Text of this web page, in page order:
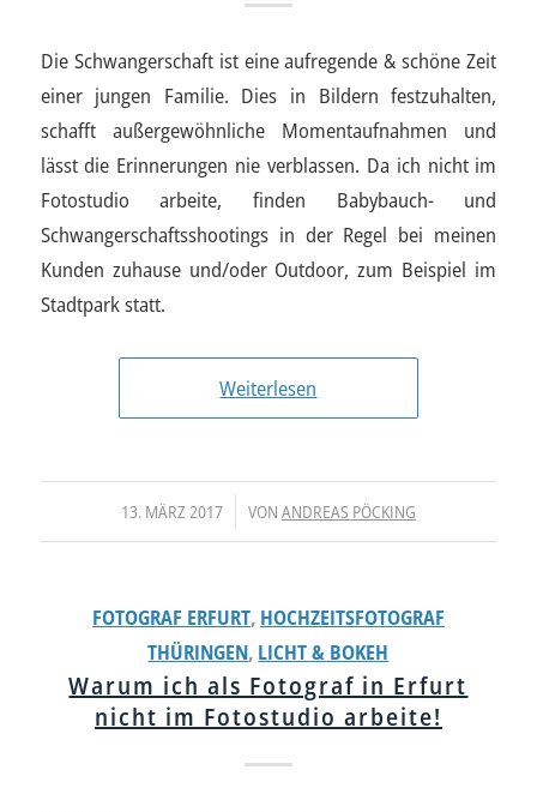
Die Schwangerschaft ist eine aufregende & schöne Zeit
einer jungen Familie. Dies in Bildern festzuhalten,
schafft außergewöhnliche Momentaufnahmen und
lässt die Erinnerungen nie verblassen. Da ich nicht im
Fotostudio arbeite, finden Babybauch- und
Schwangerschaftsshootings in der Regel bei meinen
Kunden zuhause und/oder Outdoor, zum Beispiel im
Stadtpark statt.
Weiterlesen
13. MÄRZ 2017
/ VON ANDREAS PÖCKING
FOTOGRAF ERFURT, HOCHZEITSFOTOGRAF
THÜRINGEN, LICHT & BOKEH
Warum ich als Fotograf in Erfurt
nicht im Fotostudio arbeite!